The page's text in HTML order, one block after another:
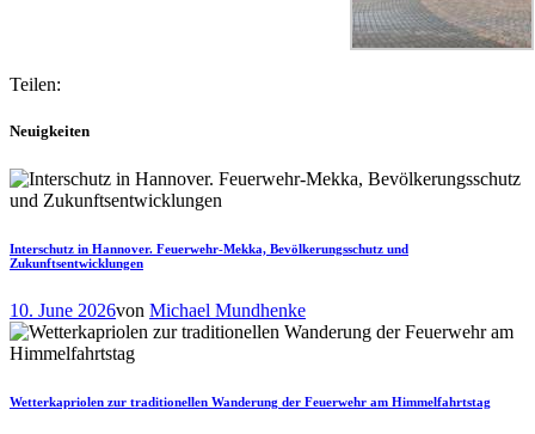
Teilen:
Neuigkeiten
Interschutz in Hannover. Feuerwehr-Mekka, Bevölkerungsschutz und
Zukunftsentwicklungen
10. June 2026von Michael Mundhenke
Wetterkapriolen zur traditionellen Wanderung der Feuerwehr am Himmelfahrtstag